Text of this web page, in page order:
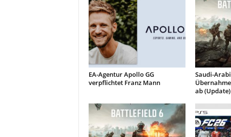
EA-Agentur Apollo GG
verpflichtet Franz Mann
Saudi-
ab (Update)